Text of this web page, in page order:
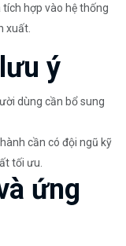
hợp vào hệ thống
xuất.
ý
dùng cần bổ sung
cần có đội ngũ kỹ
tối ưu.
ứng